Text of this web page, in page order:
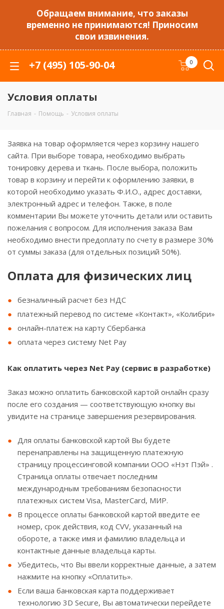
Обращаем внимание, что заказы
временно не принимаются! Приносим
свои извинения.
+7 (495) 105-90-04 0
Условия оплаты
Главная - Помощь - Условия оплаты
Заявка на товар оформляется через корзину нашего
сайта. При выборе товара, необходимо выбрать
тонировку дерева и ткань. После выбора, положить
товар в корзину и перейти к оформлению заявки, в
которой необходимо указать Ф.И.О., адрес доставки,
электронный адрес и телефон. Также, в поле
комментарии Вы можете уточнить детали или оставить
пожелания с вопросом. Для исполнения заказа Вам
необходимо внести предоплату по счету в размере 30%
от суммы заказа (для отдельных позиций 50%).
Оплата для физических лиц
безналичный расчет без НДС
платежный перевод по системе «Контакт», «Колибри»
онлайн-платеж на карту Сбербанка
оплата через систему Net Pay
Как оплатить через Net Pay (сервис в разработке)
Заказ можно оплатить банковской картой онлайн сразу
после его создания — соответствующую кнопку вы
увидите на странице завершения резервирования.
Для оплаты банковской картой Вы будете
перенаправлены на защищенную платежную
страницу процессинговой компании ООО «Нэт Пэй» .
Страница оплаты отвечает последним
международным требованиям безопасности
платежных систем Visa, MasterCard, МИР.
В процессе оплаты банковской картой введите ее
номер, срок действия, код CVV, указанный на
обороте, а также имя и фамилию владельца и
контактные данные владельца карты.
Убедитесь, что Вы ввели корректные данные, а затем
нажмите на кнопку «Оплатить».
Если ваша банковская карта поддерживает
технологию 3D Secure, Вы автоматически перейдете